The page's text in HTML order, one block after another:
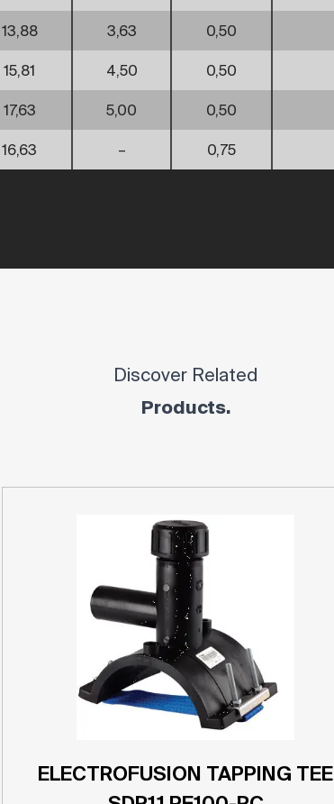
13,88 3,63 0,50
15,81 4,50 0,50
17,63 5,00 0,50
16,63 – 0,75
Discover Related
Products.
ELECTROFUSION TAPPING TEE